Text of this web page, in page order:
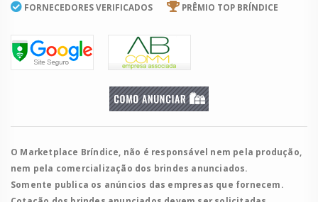
FORNECEDORES VERIFICADOS PRÊMIO TOP BRÍNDICE
O Marketplace Bríndice, não é responsável nem pela produção,
nem pela comercialização dos brindes anunciados.
Somente publica os anúncios das empresas que fornecem.